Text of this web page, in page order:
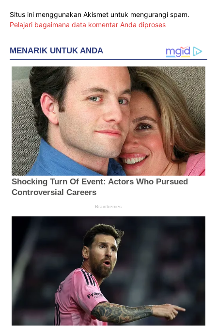
Situs ini menggunakan Akismet untuk mengurangi spam.
Pelajari bagaimana data komentar Anda diproses